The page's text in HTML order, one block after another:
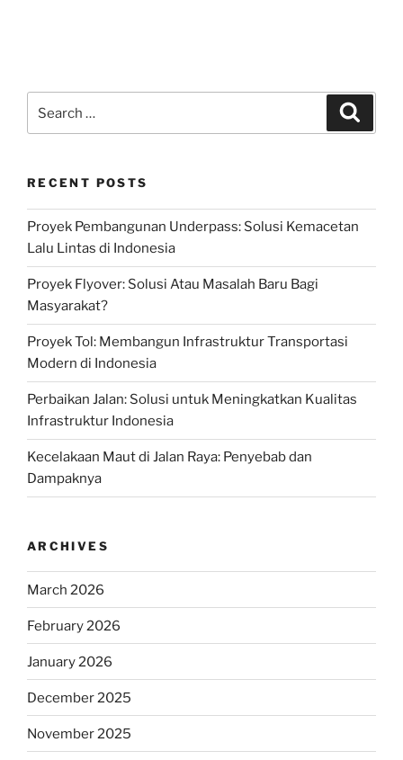
for:
RECENT POSTS
Proyek Pembangunan Underpass: Solusi Kemacetan
Lalu Lintas di Indonesia
Proyek Flyover: Solusi Atau Masalah Baru Bagi
Masyarakat?
Proyek Tol: Membangun Infrastruktur Transportasi
Modern di Indonesia
Perbaikan Jalan: Solusi untuk Meningkatkan Kualitas
Infrastruktur Indonesia
Kecelakaan Maut di Jalan Raya: Penyebab dan
Dampaknya
ARCHIVES
March 2026
February 2026
January 2026
December 2025
November 2025